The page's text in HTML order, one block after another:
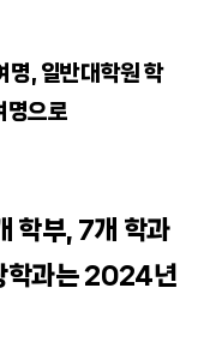
, 일반대학원 학
으로
학부, 7개 학과
학과는 2024년